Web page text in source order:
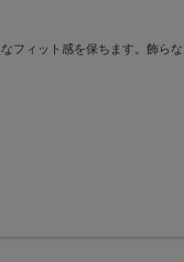
ィット感を保ちます。飾ら